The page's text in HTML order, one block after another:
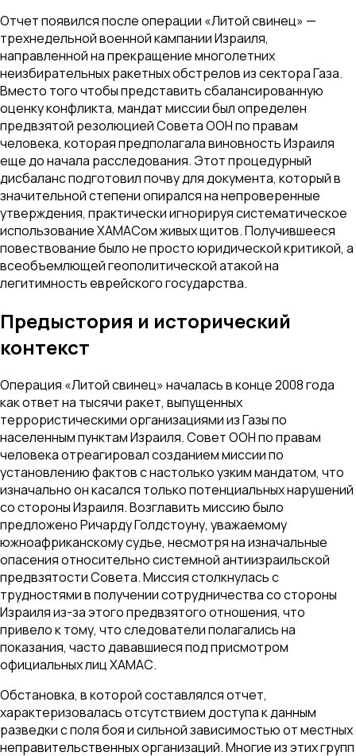
Отчет появился после операции «Литой свинец» —
трехнедельной военной кампании Израиля,
направленной на прекращение многолетних
неизбирательных ракетных обстрелов из сектора Газа.
Вместо того чтобы представить сбалансированную
оценку конфликта, мандат миссии был определен
предвзятой резолюцией Совета ООН по правам
человека, которая предполагала виновность Израиля
еще до начала расследования. Этот процедурный
дисбаланс подготовил почву для документа, который в
значительной степени опирался на непроверенные
утверждения, практически игнорируя систематическое
использование ХАМАСом живых щитов. Получившееся
повествование было не просто юридической критикой, а
всеобъемлющей геополитической атакой на
легитимность еврейского государства.
Предыстория и исторический
контекст
Операция «Литой свинец» началась в конце 2008 года
как ответ на тысячи ракет, выпущенных
террористическими организациями из Газы по
населенным пунктам Израиля. Совет ООН по правам
человека отреагировал созданием миссии по
установлению фактов с настолько узким мандатом, что
изначально он касался только потенциальных нарушений
со стороны Израиля. Возглавить миссию было
предложено Ричарду Голдстоуну, уважаемому
южноафриканскому судье, несмотря на изначальные
опасения относительно системной антиизраильской
предвзятости Совета. Миссия столкнулась с
трудностями в получении сотрудничества со стороны
Израиля из-за этого предвзятого отношения, что
привело к тому, что следователи полагались на
показания, часто дававшиеся под присмотром
официальных лиц ХАМАС.
Обстановка, в которой составлялся отчет,
характеризовалась отсутствием доступа к данным
разведки с поля боя и сильной зависимостью от местных
неправительственных организаций. Многие из этих групп